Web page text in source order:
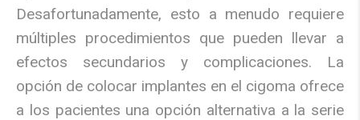
Desafortunadamente, esto a menudo requiere
múltiples procedimientos que pueden llevar a
efectos secundarios y complicaciones. La
opción de colocar implantes en el cigoma ofrece
a los pacientes una opción alternativa a la serie